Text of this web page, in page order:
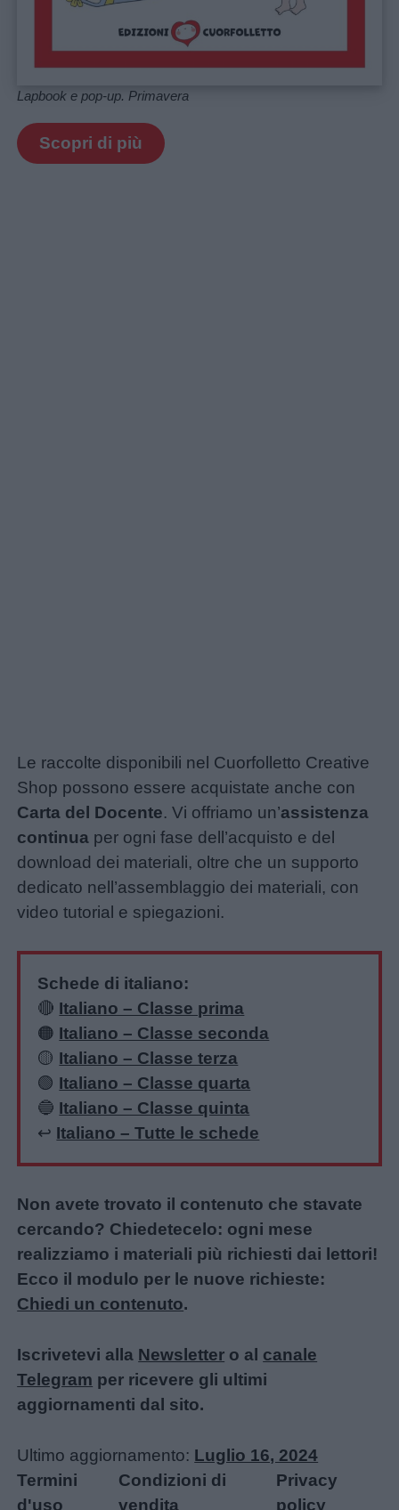
Lapbook e pop-up. Primavera
Scopri di più
Le raccolte disponibili nel Cuorfolletto Creative
Shop possono essere acquistate anche con
Carta del Docente. Vi offriamo un’assistenza
continua per ogni fase dell’acquisto e del
download dei materiali, oltre che un supporto
dedicato nell’assemblaggio dei materiali, con
video tutorial e spiegazioni.
Schede di italiano:
🔴 Italiano – Classe prima
🟠 Italiano – Classe seconda
🟡 Italiano – Classe terza
🟢 Italiano – Classe quarta
🔵 Italiano – Classe quinta
↩️ Italiano – Tutte le schede
Non avete trovato il contenuto che stavate
cercando? Chiedetecelo: ogni mese
realizziamo i materiali più richiesti dai lettori!
Ecco il modulo per le nuove richieste:
Chiedi un contenuto.
Iscrivetevi alla Newsletter o al canale
Telegram per ricevere gli ultimi
aggiornamenti dal sito.
Ultimo aggiornamento: Luglio 16, 2024
Termini
d'uso
Condizioni di
vendita
Privacy
policy